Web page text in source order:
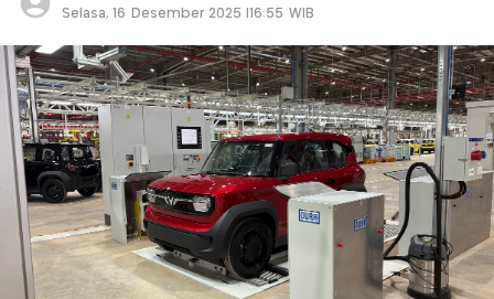
Selasa, 16 Desember 2025 |16:55 WIB